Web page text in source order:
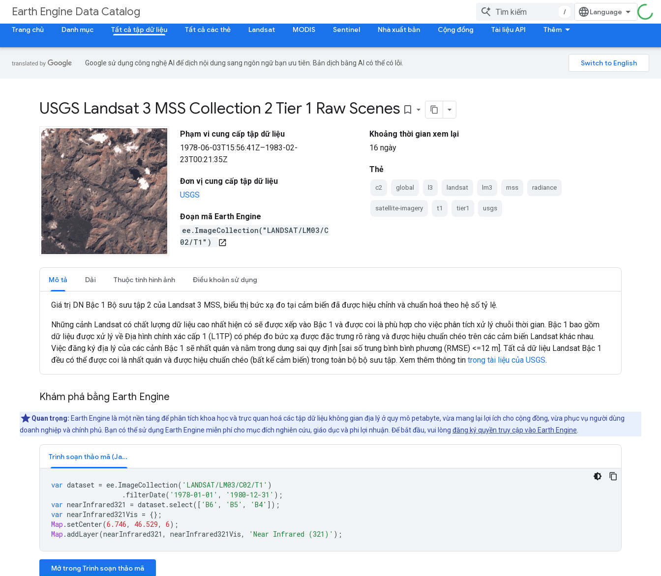
Earth Engine Data Catalog
/
Trang chủ
Danh mục Tất cả tập dữ liệu Tất cả các thẻ Landsat MODIS Sentinel Nhà xuất bản Cộng đồng Tài liệu API Thêm
Google sử dụng công nghệ AI để dịch nội dung sang ngôn ngữ bạn ưu tiên. Bản dịch bằng AI có thể có lỗi.
USGS Landsat 3 MSS Collection 2 Tier 1 Raw Scenes bookmark_border
Phạm vi cung cấp tập dữ liệu
1978-06-03T15:56:41Z–1983-02-
23T00:21:35Z
Đơn vị cung cấp tập dữ liệu
USGS
Đoạn mã Earth Engine
ee.ImageCollection("LANDSAT/LM03/C
02/T1")
open_in_new
Khoảng thời gian xem lại
16 ngày
Thẻ
c2 global l3 landsat lm3 mss radiance
satellite-imagery t1 tier1 usgs
Mô tả Dải Thuộc tính hình ảnh Điều khoản sử dụng
Giá trị DN Bậc 1 Bộ sưu tập 2 của Landsat 3 MSS, biểu thị bức xạ đo tại cảm biến đã được hiệu chỉnh và chuẩn hoá theo hệ số tỷ lệ.
Những cảnh Landsat có chất lượng dữ liệu cao nhất hiện có sẽ được xếp vào Bậc 1 và được coi là phù hợp cho việc phân tích xử lý chuỗi thời gian. Bậc 1 bao gồm
dữ liệu được xử lý về Địa hình chính xác cấp 1 (L1TP) có phép đo bức xạ được đặc trưng rõ ràng và được hiệu chuẩn chéo trên các cảm biến Landsat khác nhau.
Việc đăng ký địa lý của các cảnh Bậc 1 sẽ nhất quán và nằm trong dung sai quy định [sai số trung bình bình phương (RMSE) <=12 m]. Tất cả dữ liệu Landsat Bậc 1
đều có thể được coi là nhất quán và được hiệu chuẩn chéo (bất kể cảm biến) trong toàn bộ bộ sưu tập. Xem thêm thông tin trong tài liệu của USGS.
Khám phá bằng Earth Engine
Quan trọng: Earth Engine là một nền tảng để phân tích khoa học và trực quan hoá các tập dữ liệu không gian địa lý ở quy mô petabyte, vừa mang lại lợi ích cho cộng đồng, vừa phục vụ người dùng
doanh nghiệp và chính phủ. Bạn có thể sử dụng Earth Engine miễn phí cho mục đích nghiên cứu, giáo dục và phi lợi nhuận. Để bắt đầu, vui lòng đăng ký quyền truy cập vào Earth Engine
Trình soạn thảo mã (JavaScript)
var dataset = ee. ImageCollection( 'LANDSAT/LM03/C02/T1' )
. filterDate( '1978-01-01' , '1980-12-31' );
var nearInfrared321 = dataset. select([ 'B6' , 'B5' , 'B4' ]);
var nearInfrared321Vis = {};
Map . setCenter(6.746, 46.529, 6);
Map .addLayer(nearInfrared321 , nearInfrared321Vis, 'Near Infrared (321)' );
Mở trong Trình soạn thảo mã